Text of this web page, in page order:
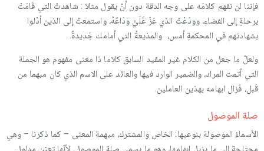
فإننا لن نفهم كلامَه على وجه الدقة دون أنْ يقول مثلا : شاهدتُ التي قَامَتْ
برحلةٍ إلى الفضاءِ، وودّعْتُ الذي عَزّ عََلَيَّ وَدَاعُهُ، واستمعتُ إلى الذين أدْلوا
بشهادتهم في المحكمةِ أمس، والمذيعةُ التي أمامك جَديدةٌ.
ولعلّ ما جعل من الكلام غير المفيد السابق كلاما ذا معنى مفهوم هو الجملة
التي أتمت المراد، والضمير الوارد فيها والعائد على الاسم الذي كان مبهما من
قَبل، فَزال ابهامه بهذين العاملين.
صلة الموصول
الأسماءُ الموصولة بنوعيها: الخاص والمشترك، مبهمة المعنى – كما ذكرنا – وهي
محتاجة إلى ما يزيل إبهامها، وهو ما يسمى صلة الموصولِ. لأنّها تعيّن مدلول